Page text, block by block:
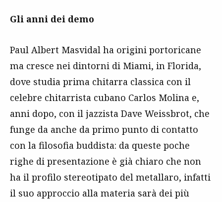
Gli anni dei demo
Paul Albert Masvidal ha origini portoricane
ma cresce nei dintorni di Miami, in Florida,
dove studia prima chitarra classica con il
celebre chitarrista cubano Carlos Molina e,
anni dopo, con il jazzista Dave Weissbrot, che
funge da anche da primo punto di contatto
con la filosofia buddista: da queste poche
righe di presentazione è già chiaro che non
ha il profilo stereotipato del metallaro, infatti
il suo approccio alla materia sarà dei più